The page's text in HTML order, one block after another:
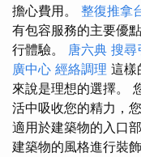
擔心費用。 整復推拿
有包容服務的主要優
行體驗。 唐六典 搜尋
廣中心 經絡調理 這樣
來說是理想的選擇。
活中吸收您的精力，
適用於建築物的入口
建築物的風格進行裝